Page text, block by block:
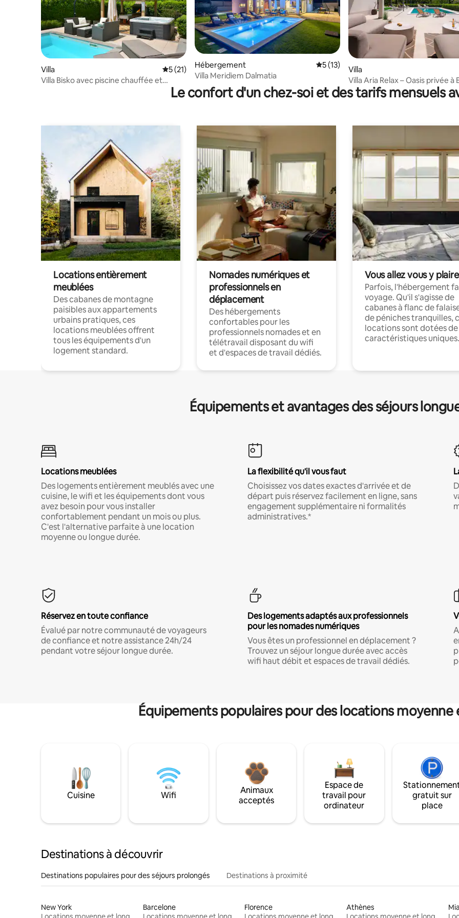
Villa Évaluation moyenne sur la base de 21 commentaires : 5 sur 5
5 (21)
Villa Bisko avec piscine chauffée et
Hébergement Évaluation moyenne sur la base de 13
5 (13)
Villa Meridiem Dalmatia
Villa
Villa Aria Relax – Oasis privée à
Le confort d'un chez-soi et des tarifs mensuels
Locations entièrement
meublées
Des cabanes de montagne
paisibles aux appartements
urbains pratiques, ces
locations meublées offrent
tous les équipements d'un
logement standard.
Nomades numériques et
professionnels en
déplacement
Des hébergements
confortables pour les
professionnels nomades et en
télétravail disposant du wifi
et d'espaces de travail dédiés.
Vous allez vous y plaire
Parfois, l'hébergement
voyage. Qu'il s'agisse de
cabanes à flanc de
de péniches tranquilles,
locations sont dotées de
caractéristiques uniques.
Équipements et avantages des séjours
Locations meublées
Des logements entièrement meublés avec une
cuisine, le wifi et les équipements dont vous
avez besoin pour vous installer
confortablement pendant un mois ou plus.
C'est l'alternative parfaite à une location
moyenne ou longue durée.
La flexibilité qu'il vous faut
Choisissez vos dates exactes d'arrivée et de
départ puis réservez facilement en ligne, sans
engagement supplémentaire ni formalités
administratives.*
Réservez en toute confiance
Évalué par notre communauté de voyageurs
de confiance et notre assistance 24h/24
pendant votre séjour longue durée.
Des logements adaptés aux professionnels
pour les nomades numériques
Vous êtes un professionnel en déplacement ?
Trouvez un séjour longue durée avec accès
wifi haut débit et espaces de travail dédiés.
Équipements populaires pour des locations
Cuisine Wifi
Animaux
acceptés
Espace de
travail pour
ordinateur
gratuit sur
place
Destinations à découvrir
Destinations populaires pour des séjours prolongés Destinations à proximité
New York
Barcelone
Florence
Athènes